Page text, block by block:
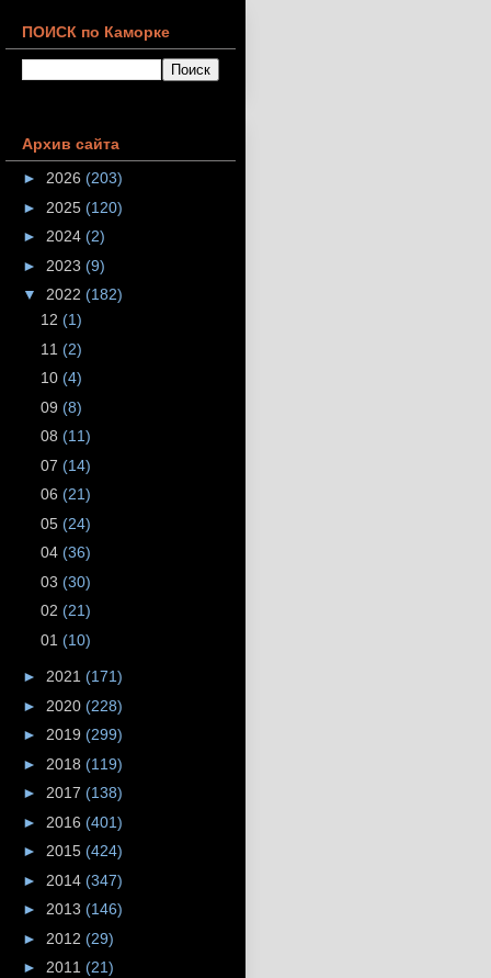
ПОИСК по Каморке
Архив сайта
► 2026 (203)
► 2025 (120)
► 2024 (2)
► 2023 (9)
▼ 2022 (182)
12 (1)
11 (2)
10 (4)
09 (8)
08 (11)
07 (14)
06 (21)
05 (24)
04 (36)
03 (30)
02 (21)
01 (10)
► 2021 (171)
► 2020 (228)
► 2019 (299)
► 2018 (119)
► 2017 (138)
► 2016 (401)
► 2015 (424)
► 2014 (347)
► 2013 (146)
► 2012 (29)
► 2011 (21)